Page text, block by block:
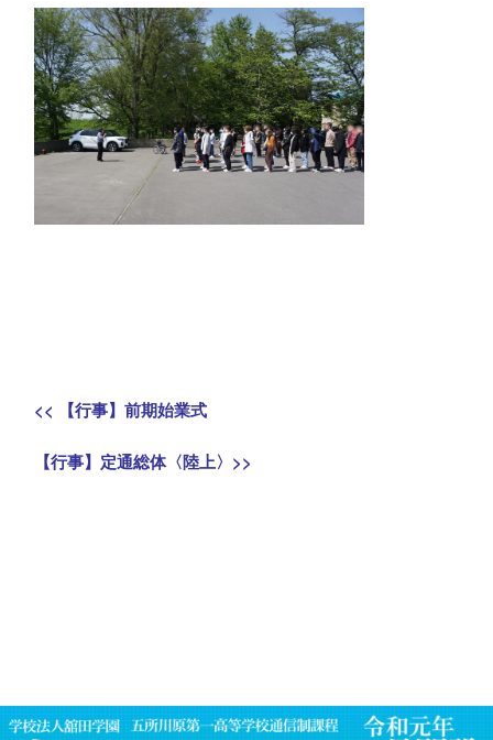
投
稿
ョ
<<
Previous
【行事】前期始業式
Next
【行事】定通総体〈陸上〉 >>